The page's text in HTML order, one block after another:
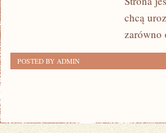
CZYTELNIKÓW
chcą
zarówno
POSTED BY ADMIN